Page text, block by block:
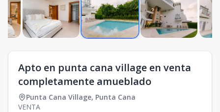
Apto en punta cana village en venta
completamente amueblado
Punta Cana Village, Punta Cana
VENTA